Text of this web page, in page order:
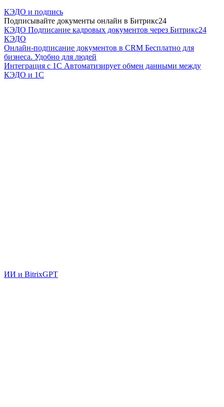
КЭДО и подпись
Подписывайте документы онлайн в Битрикс24
КЭДО Подписание кадровых документов через Битрикс24
КЭДО
Онлайн-подписание документов в CRM Бесплатно для
бизнеса. Удобно для людей
Интеграция с 1С Автоматизирует обмен данными между
КЭДО и 1С
ИИ и BitrixGPT